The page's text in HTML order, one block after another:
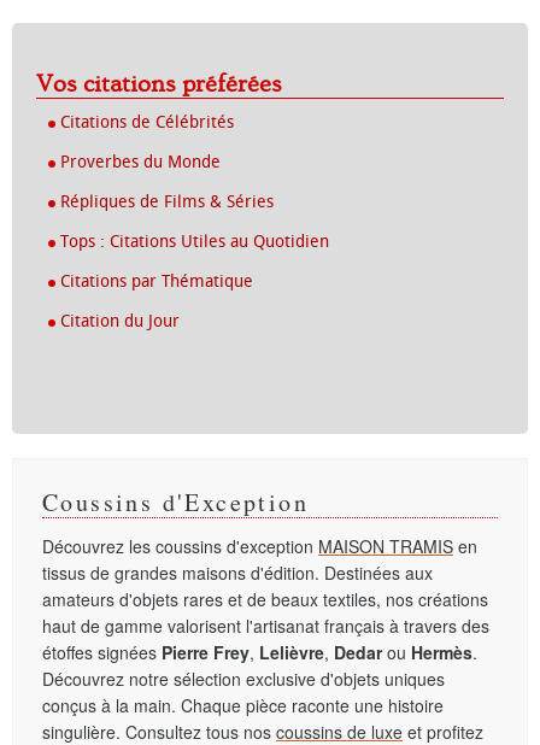
Vos citations préférées
Citations de Célébrités
Proverbes du Monde
Répliques de Films & Séries
Tops : Citations Utiles au Quotidien
Citations par Thématique
Citation du Jour
Coussins d'Exception
Découvrez les coussins d'exception MAISON TRAMIS en
tissus de grandes maisons d'édition. Destinées aux
amateurs d'objets rares et de beaux textiles, nos créations
haut de gamme valorisent l'artisanat français à travers des
étoffes signées Pierre Frey, Lelièvre, Dedarou Hermès.
Découvrez notre sélection exclusive d'objets uniques
conçus à la main. Chaque pièce raconte une histoire
singulière. Consultez tous nos coussins de luxe et profitez